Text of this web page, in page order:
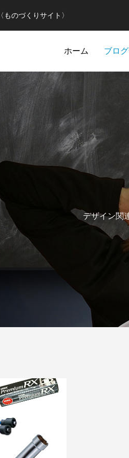
のづくりサイト〉
ホーム ブロ
デザイン関